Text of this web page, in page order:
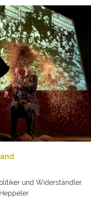
und Widerständler.